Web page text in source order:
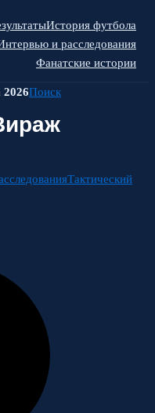
История футбола
и расследования
Фанатские истории
2026Поиск
Тактический